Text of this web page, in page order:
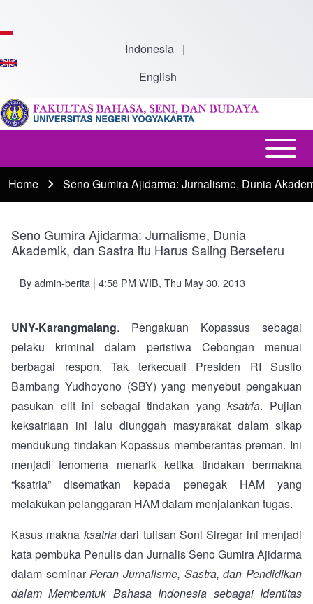
Indonesia |
English
navigation
Open or
Close
horizontal
Breadcrumb
Home Seno Gumira Ajidarma: Jurnalisme, Dunia
Seno Gumira Ajidarma: Jurnalisme, Dunia
Akademik, dan Sastra itu Harus Saling Berseteru
Byadmin-berita | 4:58 PM WIB, Thu May 30, 2013
UNY-Karangmalang. Pengakuan Kopassus sebagai
pelaku kriminal dalam peristiwa Cebongan menuai
berbagai respon. Tak terkecuali Presiden RI Susilo
Bambang Yudhoyono (SBY) yang menyebut pengakuan
pasukan elit ini sebagai tindakan yangksatria. Pujian
keksatriaan ini lalu diunggah masyarakat dalam sikap
mendukung tindakan Kopassus memberantas preman. Ini
menjadi fenomena menarik ketika tindakan bermakna
“ksatria” disematkan kepada penegak HAM yang
melakukan pelanggaran HAM dalam menjalankan tugas.
Kasus makna ksatriadari tulisan Soni Siregar ini menjadi
kata pembuka Penulis dan Jurnalis Seno Gumira Ajidarma
dalam seminarPeran Jurnalisme, Sastra, dan Pendidikan
dalam Membentuk Bahasa Indonesia sebagai Identitas